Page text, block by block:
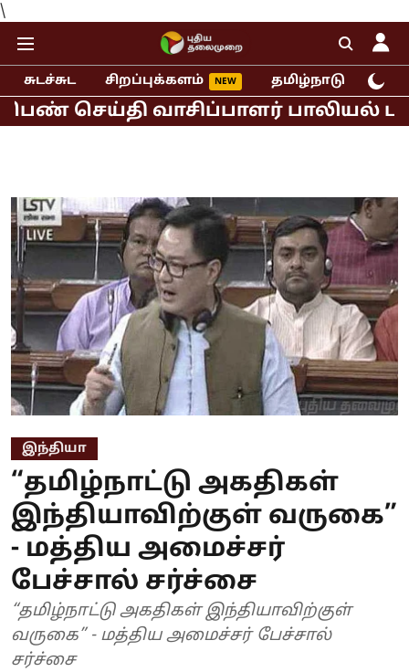
\
சுடச்சுட சிறப்புக்களம் தமிழ்நாடு
வாசிப்பாளர் பாலியல் புகார்!
இந்தியா
“தமிழ்நாட்டு அகதிகள்
இந்தியாவிற்குள் வருகை”
- மத்திய அமைச்சர்
பேச்சால் சர்ச்சை
“தமிழ்நாட்டு அகதிகள் இந்தியாவிற்குள்
வருகை” - மத்திய அமைச்சர் பேச்சால்
சர்ச்சை